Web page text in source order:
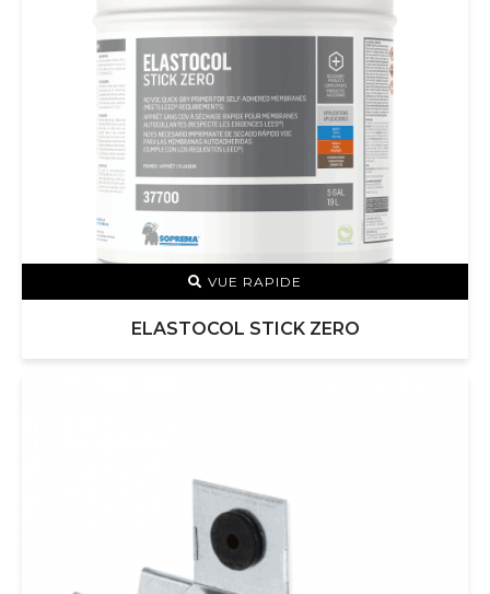
VUE RAPIDE
ELASTOCOL STICK ZERO